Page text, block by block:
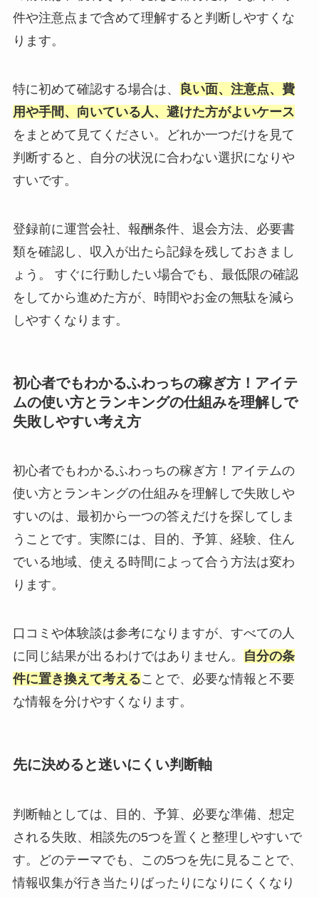
件や注意点まで含めて理解すると判断しやすくな
ります。
特に初めて確認する場合は、
良い面、注意点、費
用や手間、向いている人、避けた方がよいケース
をまとめて見てください。どれか一つだけを見て
判断すると、自分の状況に合わない選択になりや
すいです。
登録前に運営会社、報酬条件、退会方法、必要書
類を確認し、収入が出たら記録を残しておきまし
ょう。 すぐに行動したい場合でも、最低限の確認
をしてから進めた方が、時間やお金の無駄を減ら
しやすくなります。
初心者でもわかるふわっちの稼ぎ方！アイテ
ムの使い方とランキングの仕組みを理解しで
失敗しやすい考え方
初心者でもわかるふわっちの稼ぎ方！アイテムの
使い方とランキングの仕組みを理解しで失敗しや
すいのは、最初から一つの答えだけを探してしま
うことです。実際には、目的、予算、経験、住ん
でいる地域、使える時間によって合う方法は変わ
ります。
口コミや体験談は参考になりますが、すべての人
に同じ結果が出るわけではありません。
自分の条
件に置き換えて考えることで、必要な情報と不要
な情報を分けやすくなります。
先に決めると迷いにくい判断軸
判断軸としては、目的、予算、必要な準備、想定
される失敗、相談先の5つを置くと整理しやすいで
す。どのテーマでも、この5つを先に見ることで、
情報収集が行き当たりばったりになりにくくなり